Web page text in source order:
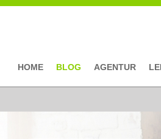
HOME BLOG AGENTUR